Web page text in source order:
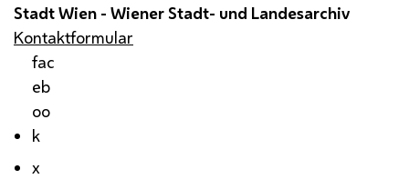
Stadt Wien - Wiener Stadt- und Landesarchiv
Kontaktformular
fac
eb
oo
k
x